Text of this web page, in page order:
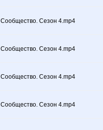
Сезон 4.mp4
Сезон 4.mp4
Сезон 4.mp4
Сезон 4.mp4